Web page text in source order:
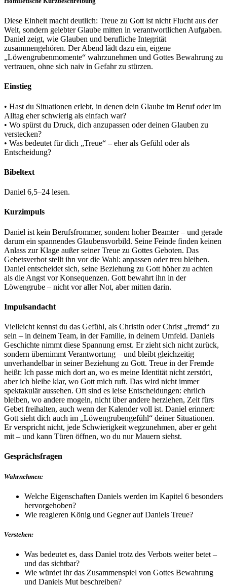
Diese Einheit macht deutlich: Treue zu Gott ist nicht Flucht aus der
Welt, sondern gelebter Glaube mitten in verantwortlichen Aufgaben.
Daniel zeigt, wie Glauben und berufliche Integrität
zusammengehören. Der Abend lädt dazu ein, eigene
„Löwengrubenmomente“ wahrzunehmen und Gottes Bewahrung zu
vertrauen, ohne sich naiv in Gefahr zu stürzen.
Einstieg
• Hast du Situationen erlebt, in denen dein Glaube im Beruf oder im
Alltag eher schwierig als einfach war?
• Wo spürst du Druck, dich anzupassen oder deinen Glauben zu
verstecken?
• Was bedeutet für dich „Treue“ – eher als Gefühl oder als
Entscheidung?
Bibeltext
Daniel 6,5–24 lesen.
Kurzimpuls
Daniel ist kein Berufsfrommer, sondern hoher Beamter – und gerade
darum ein spannendes Glaubensvorbild. Seine Feinde finden keinen
Anlass zur Klage außer seiner Treue zu Gottes Geboten. Das
Gebetsverbot stellt ihn vor die Wahl: anpassen oder treu bleiben.
Daniel entscheidet sich, seine Beziehung zu Gott höher zu achten
als die Angst vor Konsequenzen. Gott bewahrt ihn in der
Löwengrube – nicht vor aller Not, aber mitten darin.
Impulsandacht
Vielleicht kennst du das Gefühl, als Christin oder Christ „fremd“ zu
sein – in deinem Team, in der Familie, in deinem Umfeld. Daniels
Geschichte nimmt diese Spannung ernst. Er zieht sich nicht zurück,
sondern übernimmt Verantwortung – und bleibt gleichzeitig
unverhandelbar in seiner Beziehung zu Gott. Treue in der Fremde
heißt: Ich passe mich dort an, wo es meine Identität nicht zerstört,
aber ich bleibe klar, wo Gott mich ruft. Das wird nicht immer
spektakulär aussehen. Oft sind es leise Entscheidungen: ehrlich
bleiben, wo andere mogeln, nicht über andere herziehen, Zeit fürs
Gebet freihalten, auch wenn der Kalender voll ist. Daniel erinnert:
Gott sieht dich auch im „Löwengrubengefühl“ deiner Situationen.
Er verspricht nicht, jede Schwierigkeit wegzunehmen, aber er geht
mit – und kann Türen öffnen, wo du nur Mauern siehst.
Gesprächsfragen
Wahrnehmen:
Welche Eigenschaften Daniels werden im Kapitel 6 besonders
hervorgehoben?
Wie reagieren König und Gegner auf Daniels Treue?
Verstehen:
Was bedeutet es, dass Daniel trotz des Verbots weiter betet –
und das sichtbar?
Wie würdet ihr das Zusammenspiel von Gottes Bewahrung
und Daniels Mut beschreiben?